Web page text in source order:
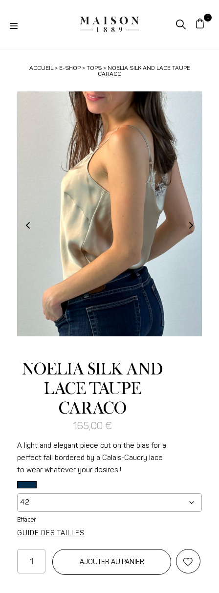
ACCUEIL> E-SHOP> TOPS> NOELIA SILK AND LACE TAUPE
CARACO
NOELIA SILK AND
LACE TAUPE
CARACO
165,00 €
A light and elegant piece cut on the bias for a
perfect fall bordered by a Calais-Caudry lace
to wear whatever your desires !
Effacer
GUIDE DES TAILLES
AJOUTER AU PANIER